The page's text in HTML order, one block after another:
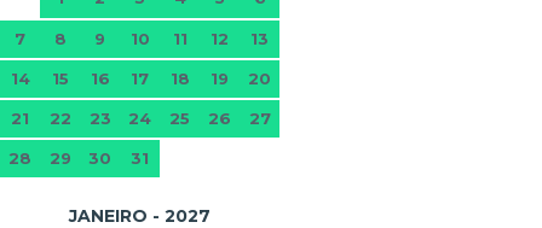
7 8 9 10 11 12 13
14 15 16 17 18 19 20
21 22 23 24 25 26 27
28 29 30 31
JANEIRO - 2027